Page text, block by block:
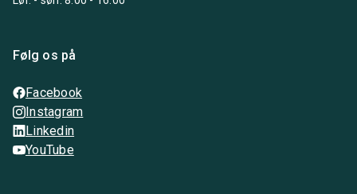
Følg os på
Facebook
Instagram
Linkedin
YouTube